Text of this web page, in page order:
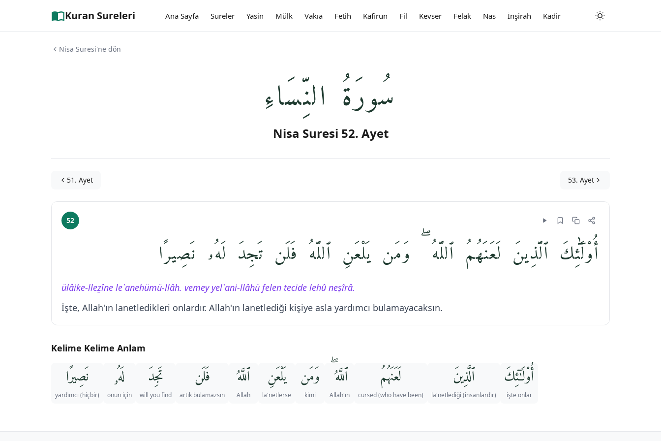
Kuran Sureleri Ana Sayfa Sureler Yasin Mülk Vakıa Fetih Kafirun Fil Kevser Felak Nas İnşirah Kadir
Nisa Suresi'ne dön
سُورَةُ النِّسَاءِ
Nisa Suresi 52. Ayet
51. Ayet 53. Ayet
52
أُو۟لَٰٓئِكَ ٱلَّذِينَ لَعَنَهُمُ ٱللَّهُ ۖ وَمَن يَلْعَنِ ٱللَّهُ فَلَن تَجِدَ لَهُۥ نَصِيرًا
ülâike-lleẕîne le`anehümü-llâh. vemey yel`ani-llâhü felen tecide lehû neṣîrâ.
İşte, Allah'ın lanetledikleri onlardır. Allah'ın lanetlediği kişiye asla yardımcı bulamayacaksın.
Kelime Kelime Anlam
أُو۟لَـٰٓئِكَ
işte onlar
ٱلَّذِينَ
la'netlediği (insanlardır)
لَعَنَهُمُ
(who have been) cursed
ٱللَّهُ ۖ
Allah'ın
وَمَن
kimi
يَلْعَنِ
la'netlerse
ٱللَّهُ
Allah
فَلَن
artık bulamazsın
تَجِدَ
will you find
لَهُۥ
onun için
نَصِيرًا
(hiçbir) yardımcı